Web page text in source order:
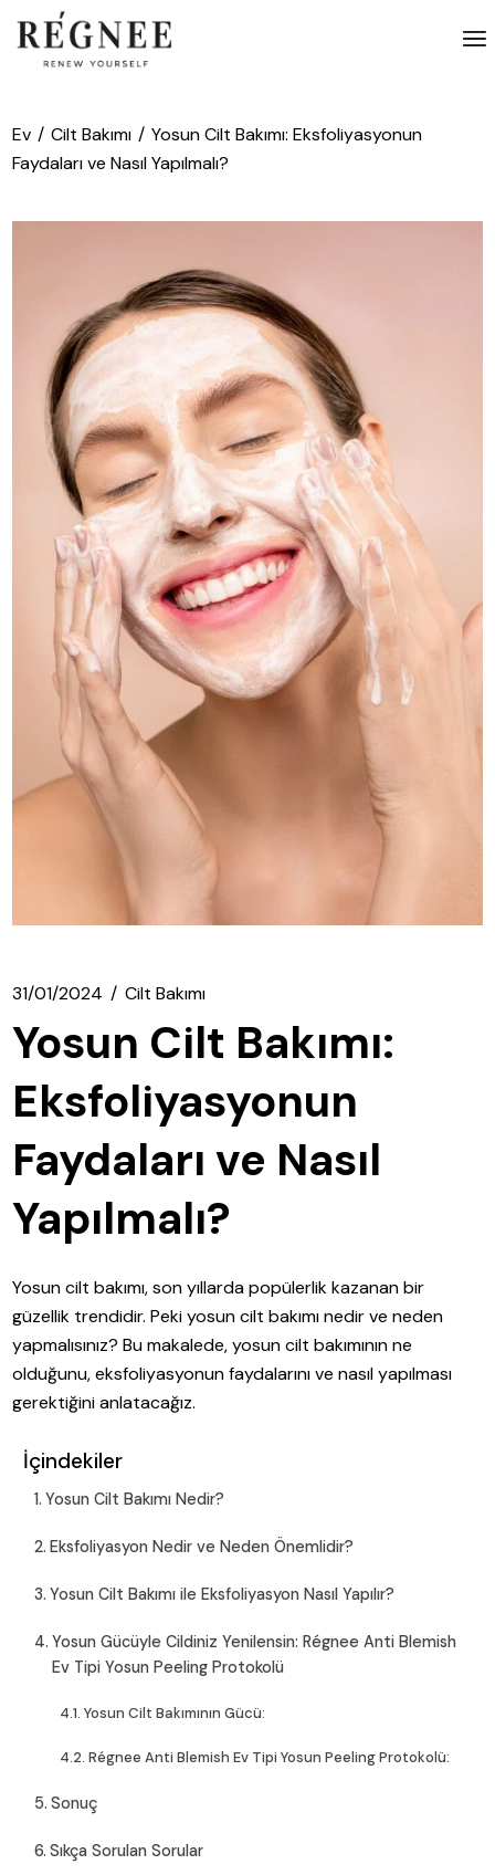
atla
Ev Cilt Bakımı
Yosun Cilt Bakımı: Eksfoliyasyonun
Faydaları ve Nasıl Yapılmalı?
31/01/2024 Cilt Bakımı
Yosun Cilt Bakımı:
Eksfoliyasyonun
Faydaları ve Nasıl
Yapılmalı?
Yosun cilt bakımı, son yıllarda popülerlik kazanan bir
güzellik trendidir. Peki yosun cilt bakımı nedir ve neden
yapmalısınız? Bu makalede, yosun cilt bakımının ne
olduğunu, eksfoliyasyonun faydalarını ve nasıl yapılması
gerektiğini anlatacağız.
İçindekiler
Yosun Cilt Bakımı Nedir?
Eksfoliyasyon Nedir ve Neden Önemlidir?
Yosun Cilt Bakımı ile Eksfoliyasyon Nasıl Yapılır?
Yosun Gücüyle Cildiniz Yenilensin: Régnee Anti Blemish
Ev Tipi Yosun Peeling Protokolü
Yosun Cilt Bakımının Gücü:
Régnee Anti Blemish Ev Tipi Yosun Peeling Protokolü:
Sonuç
Sıkça Sorulan Sorular